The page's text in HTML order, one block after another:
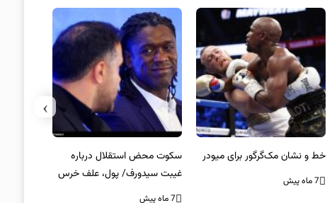
سکوت محض استقلال درباره
غیبت سیدورف/ پول، علف خرس
استعفای مظفری‌زاده از مدیرعاملی
تراکتور
7 ماه پیش
›